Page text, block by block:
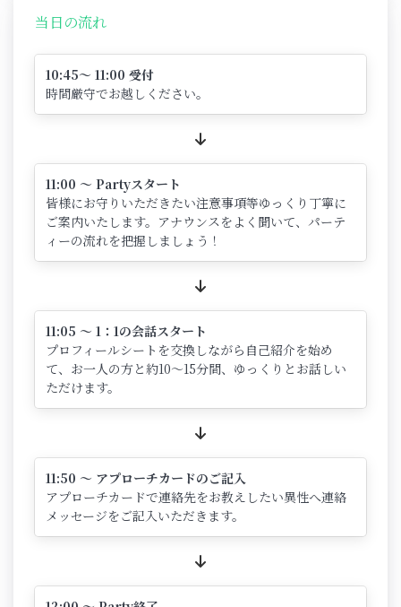
当日の流れ
10:45～ 11:00 受付
時間厳守でお越しください。
11:00 ～ Partyスタート
皆様にお守りいただきたい注意事項等ゆっくり丁寧に
ご案内いたします。アナウンスをよく聞いて、パーテ
ィーの流れを把握しましょう！
11:05 ～ 1：1の会話スタート
プロフィールシートを交換しながら自己紹介を始め
て、お一人の方と約10～15分間、ゆっくりとお話しい
ただけます。
11:50 ～ アプローチカードのご記入
アプローチカードで連絡先をお教えしたい異性へ連絡
メッセージをご記入いただきます。